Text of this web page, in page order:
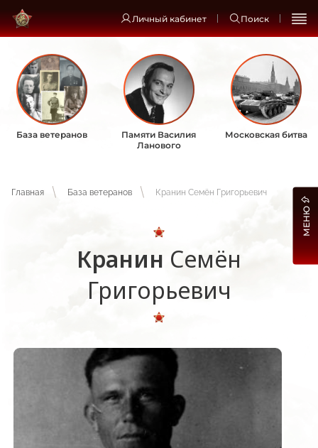
Личный кабинет Поиск
База ветеранов
Памяти Василия
Ланового
Московская битва
Главная База ветеранов Кранин Семён Григорьевич
Кранин Семён
Григорьевич
МЕНЮ